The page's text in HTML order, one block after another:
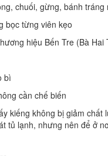
chuối, gừng, bánh tráng
bọc từng viên kẹo
hiệu Bến Tre (Bà Hai
bì
cần chế biến
kiếng không bị giảm
tủ lạnh, nhưng nên để ở